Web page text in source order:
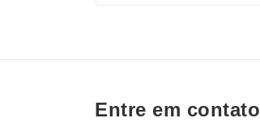
Entre em contato